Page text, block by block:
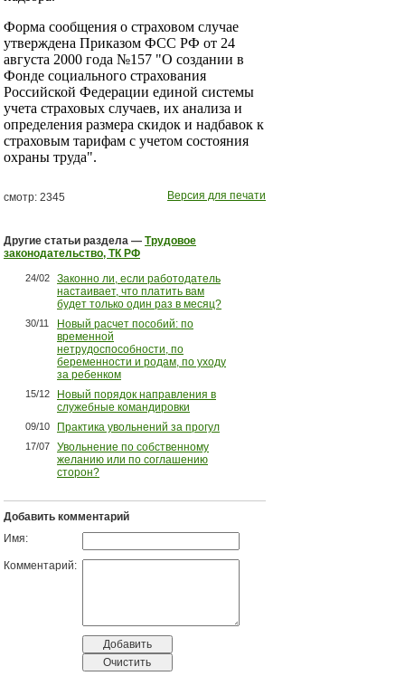
Форма сообщения о страховом случае
утверждена Приказом ФСС РФ от 24
августа 2000 года №157 "О создании в
Фонде социального страхования
Российской Федерации единой системы
учета страховых случаев, их анализа и
определения размера скидок и надбавок к
страховым тарифам с учетом состояния
охраны труда".
смотр: 2345 Версия для печати
Другие статьи раздела — Трудовое
законодательство, ТК РФ
24/02
Законно ли, если работодатель
настаивает, что платить вам
будет только один раз в месяц?
30/11
Новый расчет пособий: по
временной
нетрудоспособности, по
беременности и родам, по уходу
за ребенком
15/12
Новый порядок направления в
служебные командировки
09/10 Практика увольнений за прогул
17/07
Увольнение по собственному
желанию или по соглашению
сторон?
Добавить комментарий
Имя:
Комментарий: